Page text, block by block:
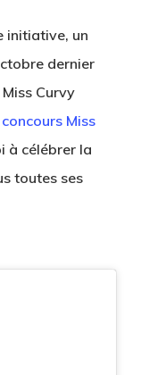
initiative, un
dernier
Curvy
Miss
à célébrer la
toutes ses